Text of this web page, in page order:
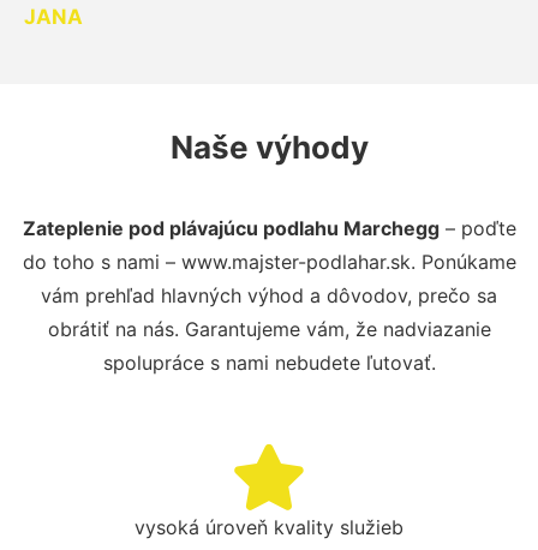
JANA
Naše výhody
Zateplenie pod plávajúcu podlahu Marchegg– poďte
do toho s nami – www.majster-podlahar.sk. Ponúkame
vám prehľad hlavných výhod a dôvodov, prečo sa
obrátiť na nás. Garantujeme vám, že nadviazanie
spolupráce s nami nebudete ľutovať.
vysoká úroveň kvality služieb